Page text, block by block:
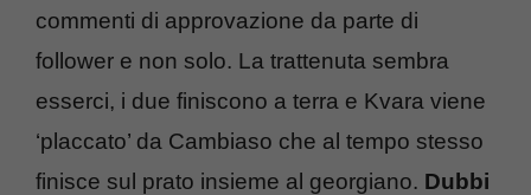
commenti di approvazione da parte di
follower e non solo. La trattenuta sembra
esserci, i due finiscono a terra e Kvara viene
‘placcato’ da Cambiaso che al tempo stesso
finisce sul prato insieme al georgiano. Dubbi